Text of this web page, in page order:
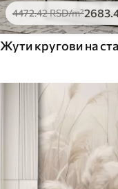
4472.42RSD/m²2683
Жути кругови на